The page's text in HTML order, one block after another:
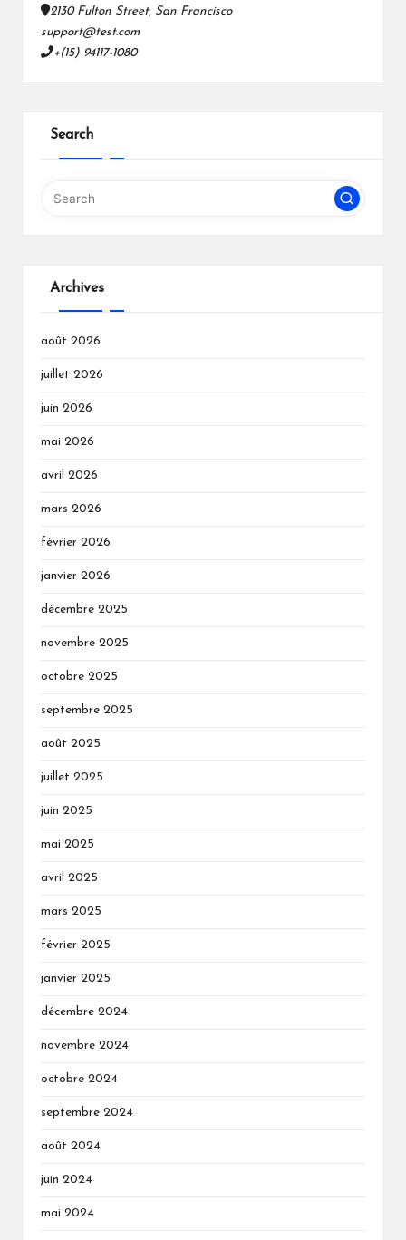
2130 Fulton Street, San Francisco
support@test.com
+(15) 94117-1080
Search
Archives
août 2026
juillet 2026
juin 2026
mai 2026
avril 2026
mars 2026
février 2026
janvier 2026
décembre 2025
novembre 2025
octobre 2025
septembre 2025
août 2025
juillet 2025
juin 2025
mai 2025
avril 2025
mars 2025
février 2025
janvier 2025
décembre 2024
novembre 2024
octobre 2024
septembre 2024
août 2024
juin 2024
mai 2024